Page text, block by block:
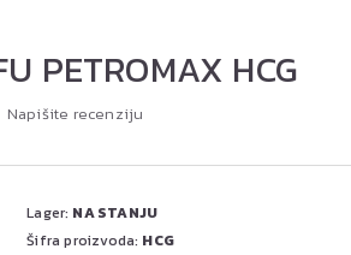
PETROMAX HCG
Napišite recenziju
Lager: NA STANJU
Šifra proizvoda: HCG